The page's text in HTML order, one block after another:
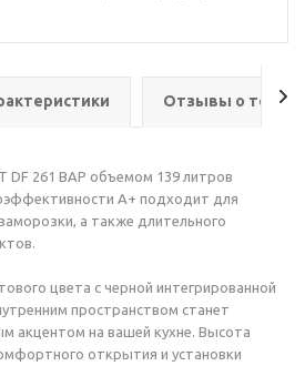
Отзывы о
DF 261 BAP объемом 139 литров
А+ подходит для
а также длительного
цвета с черной интегрированной
пространством станет
акцентом на вашей кухне. Высота
открытия и установки